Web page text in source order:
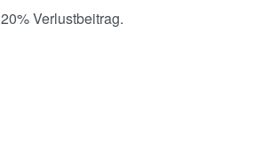
Verlustbeitrag.